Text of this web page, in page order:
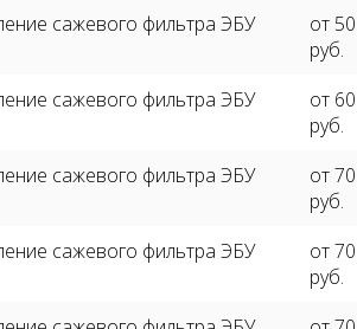
сажевого фильтра ЭБУ
от
руб.
сажевого фильтра ЭБУ
от
руб.
сажевого фильтра ЭБУ
от
руб.
сажевого фильтра ЭБУ
от
руб.